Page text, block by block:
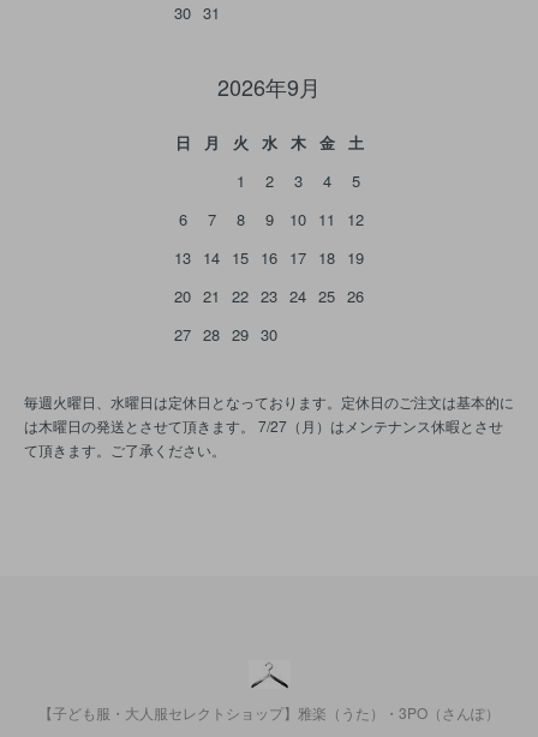
30 31
2026年9月
日 月 火 水 木 金
土
1
2 3 4
5
6
7 8 9 10 11
12
13 14 15 16 17 18 19
20 21 22 23 24 25 26
27 28 29 30
毎週火曜日、水曜日は定休日となっております。定休日のご注文は基本的に
は木曜日の発送とさせて頂きます。 7/27（月）はメンテナンス休暇とさせ
て頂きます。ご了承ください。
【子ども服・大人服セレクトショップ】雅楽（うた）・3PO（さんぽ）